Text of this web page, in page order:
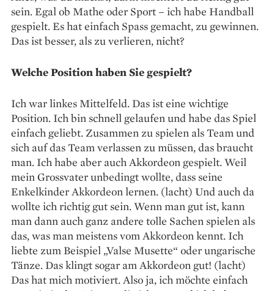
sein. Egal ob Mathe oder Sport – ich habe Handball
gespielt. Es hat einfach Spass gemacht, zu gewinnen.
Das ist besser, als zu verlieren, nicht?
Welche Position haben Sie gespielt?
Ich war linkes Mittelfeld. Das ist eine wichtige
Position. Ich bin schnell gelaufen und habe das Spiel
einfach geliebt. Zusammen zu spielen als Team und
sich auf das Team verlassen zu müssen, das braucht
man. Ich habe aber auch Akkordeon gespielt. Weil
mein Grossvater unbedingt wollte, dass seine
Enkelkinder Akkordeon lernen. (lacht) Und auch da
wollte ich richtig gut sein. Wenn man gut ist, kann
man dann auch ganz andere tolle Sachen spielen als
das, was man meistens vom Akkordeon kennt. Ich
liebte zum Beispiel „Valse Musette“ oder ungarische
Tänze. Das klingt sogar am Akkordeon gut! (lacht)
Das hat mich motiviert. Also ja, ich möchte einfach